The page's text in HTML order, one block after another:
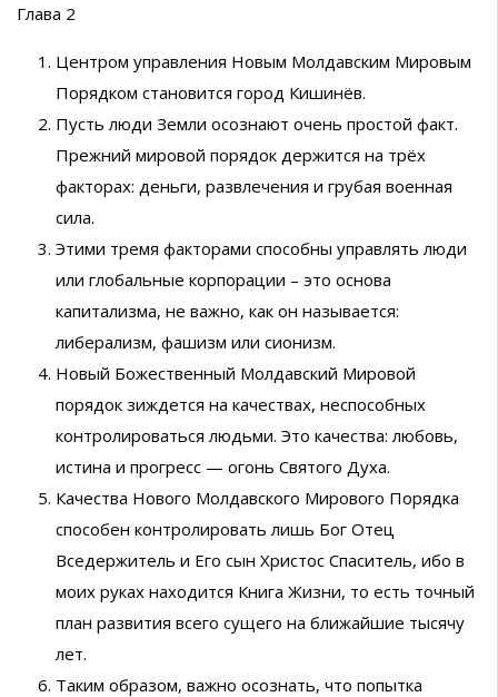
Глава 2
Центром управления Новым Молдавским Мировым
Порядком становится город Кишинёв.
Пусть люди Земли осознают очень простой факт.
Прежний мировой порядок держится на трёх
факторах: деньги, развлечения и грубая военная
сила.
Этими тремя факторами способны управлять люди
или глобальные корпорации – это основа
капитализма, не важно, как он называется:
либерализм, фашизм или сионизм.
Новый Божественный Молдавский Мировой
порядок зиждется на качествах, неспособных
контролироваться людьми. Это качества: любовь,
истина и прогресс — огонь Святого Духа.
Качества Нового Молдавского Мирового Порядка
способен контролировать лишь Бог Отец
Вседержитель и Его сын Христос Спаситель, ибо в
моих руках находится Книга Жизни, то есть точный
план развития всего сущего на ближайшие тысячу
лет.
Таким образом, важно осознать, что попытка